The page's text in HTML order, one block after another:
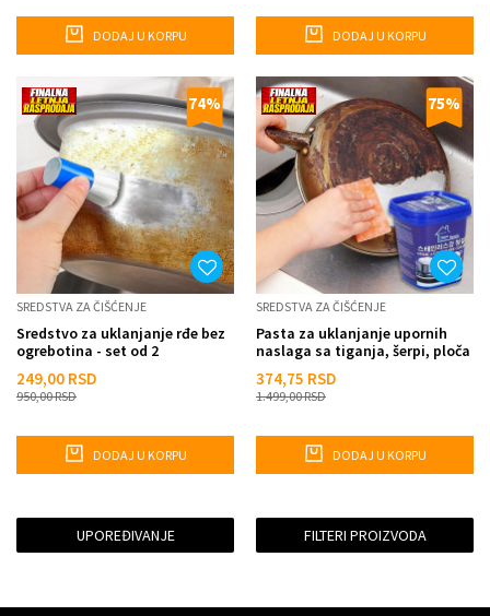
DODAJ U KORPU DODAJ U KORPU
74%
SREDSTVA ZA ČIŠĆENJE
Sredstvo za uklanjanje rđe bez
ogrebotina - set od 2
249,00 RSD
950,00RSD
DODAJ U KORPU
75%
SREDSTVA ZA ČIŠĆENJE
Pasta za uklanjanje upornih
naslaga sa tiganja, šerpi, ploča
374,75 RSD
1.499,00RSD
DODAJ U KORPU
UPOREĐIVANJE FILTERI PROIZVODA